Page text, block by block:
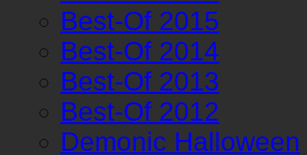
Best-Of 2015
Best-Of 2014
Best-Of 2013
Best-Of 2012
Demonic Halloween